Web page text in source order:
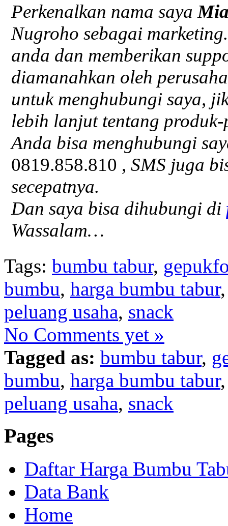
Perkenalkan nama saya
Nugroho sebagai
anda dan memberikan
diamanahkan oleh
untuk menghubungi saya,
lebih lanjut tentang
Anda bisa menghubungi
0819.858.810 , SMS juga
secepatnya.
Dan saya bisa dihubungi di
Wassalam…
Tags: bumbu tabur,
bumbu, harga bumbu tabur
peluang usaha, snack
No Comments yet »
Tagged as: bumbu tabur,
bumbu, harga bumbu tabur
peluang usaha, snack
Pages
Daftar Harga Bumbu
Data Bank
Home